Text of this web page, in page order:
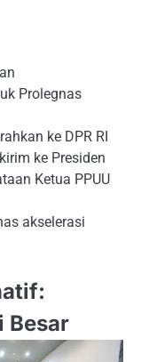
Prolegnas
ke DPR RI
ke Presiden
Ketua PPUU
akselerasi
Besar